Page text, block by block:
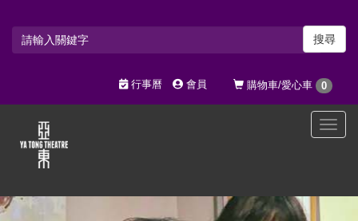
搜尋
購物車/愛心車 0
行事曆 會員
選